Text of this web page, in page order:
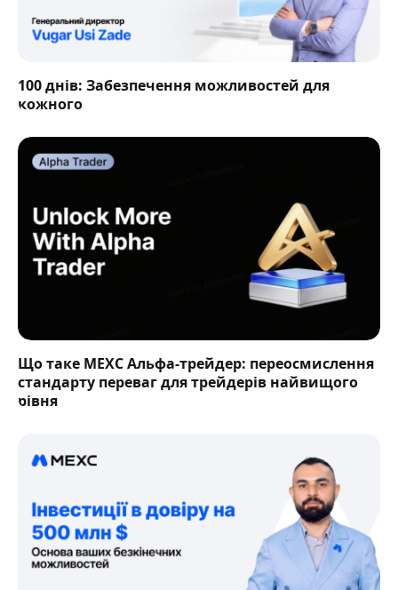
100 днів: Забезпечення можливостей для
кожного
Що таке MEXC Альфа-трейдер: переосмислення
стандарту переваг для трейдерів найвищого
рівня